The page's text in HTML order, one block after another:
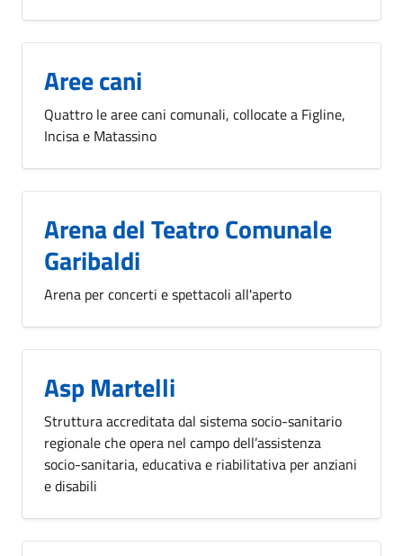
Aree cani
Quattro le aree cani comunali, collocate a Figline,
Incisa e Matassino
Arena del Teatro Comunale
Garibaldi
Arena per concerti e spettacoli all'aperto
Asp Martelli
Struttura accreditata dal sistema socio-sanitario
regionale che opera nel campo dell’assistenza
socio-sanitaria, educativa e riabilitativa per anziani
e disabili